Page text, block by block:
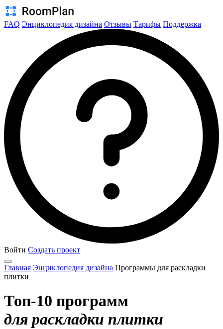
FAQ Энциклопедия дизайна Отзывы Тарифы Поддержка
Войти Создать проект
Главная Энциклопедия дизайна Программы для раскладки
плитки
Топ-10 программ
для раскладки плитки